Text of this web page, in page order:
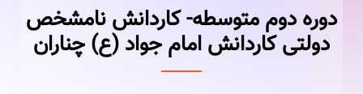
دوره دوم متوسطه- کاردانش نامشخص
دولتی کاردانش امام جواد (ع) چناران